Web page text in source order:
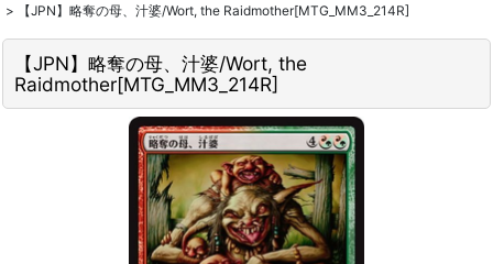
>
【JPN】略奪の母、汁婆/Wort, the Raidmother[MTG_MM3_214R]
【JPN】略奪の母、汁婆/Wort, the
Raidmother[MTG_MM3_214R]